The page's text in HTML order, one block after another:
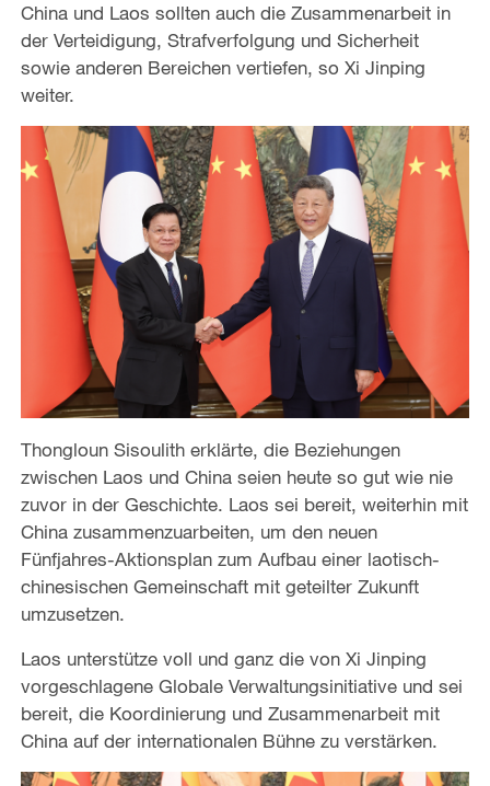
China und Laos sollten auch die Zusammenarbeit in
der Verteidigung, Strafverfolgung und Sicherheit
sowie anderen Bereichen vertiefen, so Xi Jinping
weiter.
Thongloun Sisoulith erklärte, die Beziehungen
zwischen Laos und China seien heute so gut wie nie
zuvor in der Geschichte. Laos sei bereit, weiterhin mit
China zusammenzuarbeiten, um den neuen
Fünfjahres-Aktionsplan zum Aufbau einer laotisch-
chinesischen Gemeinschaft mit geteilter Zukunft
umzusetzen.
Laos unterstütze voll und ganz die von Xi Jinping
vorgeschlagene Globale Verwaltungsinitiative und sei
bereit, die Koordinierung und Zusammenarbeit mit
China auf der internationalen Bühne zu verstärken.